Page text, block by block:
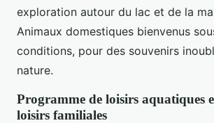
exploration autour du lac et de la
Animaux domestiques bienvenus
conditions, pour des souvenirs
nature.
Programme de loisirs aquatiques
loisirs familiales